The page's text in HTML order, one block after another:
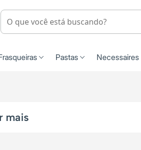
Pastas Necessaires
mais